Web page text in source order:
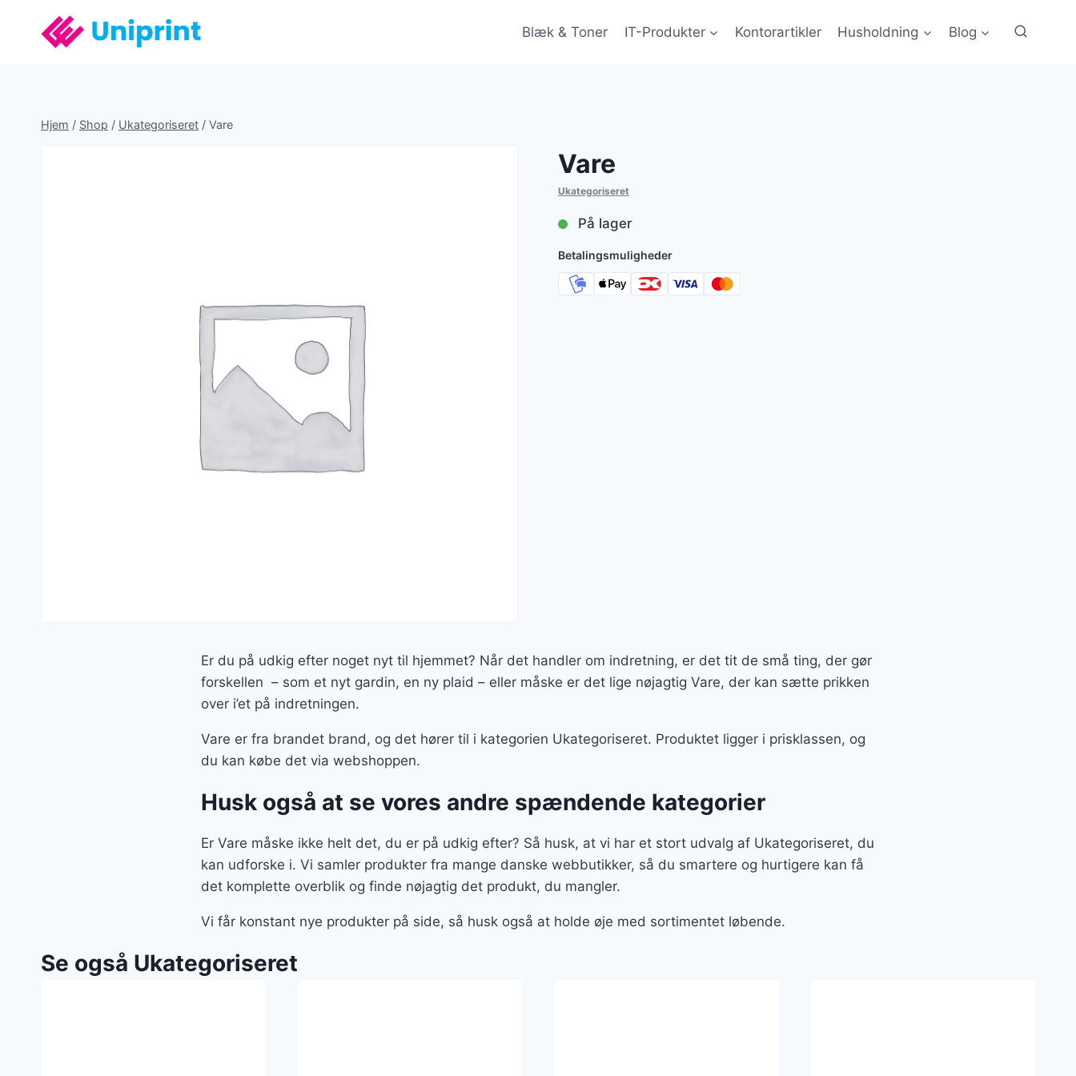
Blæk & Toner IT-Produkter Kontorartikler Husholdning Blog
Hjem / Shop / Ukategoriseret / Vare
Vare
Ukategoriseret
På lager
Betalingsmuligheder
Er du på udkig efter noget nyt til hjemmet? Når det handler om indretning, er det tit de små ting, der gør
forskellen – som et nyt gardin, en ny plaid – eller måske er det lige nøjagtig Vare, der kan sætte prikken
over i’et på indretningen.
Vare er fra brandet brand, og det hører til i kategorien Ukategoriseret. Produktet ligger i prisklassen, og
du kan købe det via webshoppen.
Husk også at se vores andre spændende kategorier
Er Vare måske ikke helt det, du er på udkig efter? Så husk, at vi har et stort udvalg af Ukategoriseret, du
kan udforske i. Vi samler produkter fra mange danske webbutikker, så du smartere og hurtigere kan få
det komplette overblik og finde nøjagtig det produkt, du mangler.
Vi får konstant nye produkter på side, så husk også at holde øje med sortimentet løbende.
Se også Ukategoriseret